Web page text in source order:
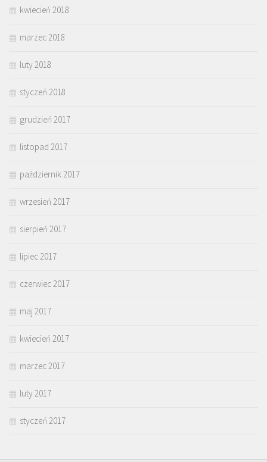
kwiecień 2018
marzec 2018
luty 2018
styczeń 2018
grudzień 2017
listopad 2017
październik 2017
wrzesień 2017
sierpień 2017
lipiec 2017
czerwiec 2017
maj 2017
kwiecień 2017
marzec 2017
luty 2017
styczeń 2017